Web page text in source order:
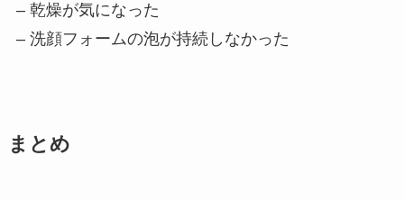
– 乾燥が気になった
– 洗顔フォームの泡が持続しなかった
まとめ